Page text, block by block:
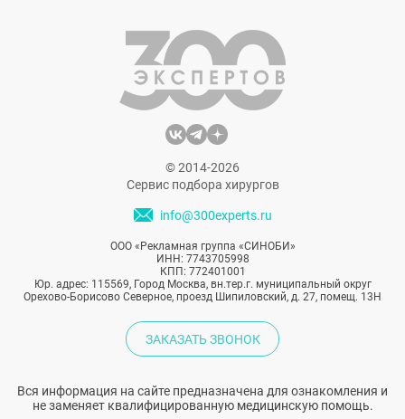
Рассказываем о том, как прошла
операция.
© 2014-2026
Сервис подбора хирургов
info@300experts.ru
ООО «Рекламная группа «СИНОБИ»
ИНН: 7743705998
КПП: 772401001
Юр. адрес: 115569, Город Москва, вн.тер.г. муниципальный округ
Орехово-Борисово Северное, проезд Шипиловский, д. 27, помещ. 13Н
ЗАКАЗАТЬ ЗВОНОК
Вся информация на сайте предназначена для ознакомления и
не заменяет квалифицированную медицинскую помощь.